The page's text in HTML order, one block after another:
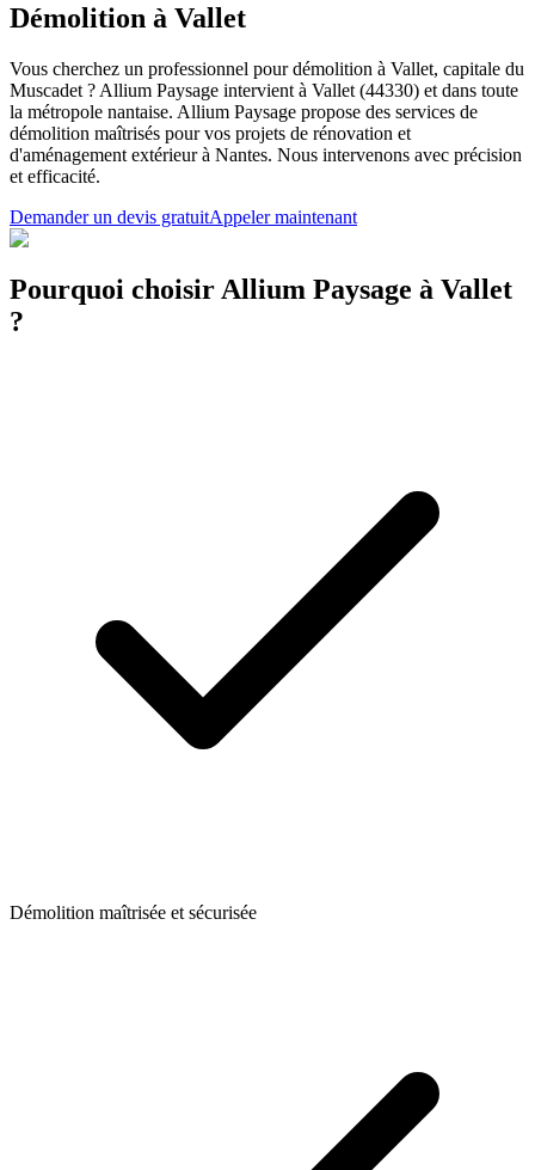
Démolition à Vallet
Vous cherchez un professionnel pour démolition à Vallet, capitale du
Muscadet ? Allium Paysage intervient à Vallet (44330) et dans toute
la métropole nantaise. Allium Paysage propose des services de
démolition maîtrisés pour vos projets de rénovation et
d'aménagement extérieur à Nantes. Nous intervenons avec précision
et efficacité.
Demander un devis gratuitAppeler maintenant
Pourquoi choisir Allium Paysage à Vallet
?
Démolition maîtrisée et sécurisée